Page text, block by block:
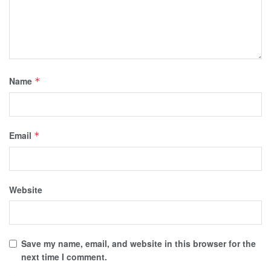
Name *
Email *
Website
Save my name, email, and website in this browser for the
next time I comment.